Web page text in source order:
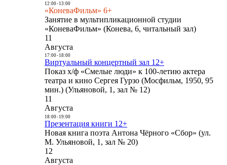
12:00- 13:00
«КоневаФильм» 6+
Занятие в мультипликационной студии
«КоневаФильм» (Конева, 6, читальный зал)
11
Августа
17:00- 18:00
Виртуальный концертный зал 12+
Показ х/ф «Смелые люди» к 100-летию актера
театра и кино Сергея Гурзо (Мосфильм, 1950, 95
мин.) (Ульяновой, 1, зал № 12)
11
Августа
18:00- 19:00
Презентация книги 12+
Новая книга поэта Антона Чёрного «Сбор» (ул.
М. Ульяновой, 1, зал № 20)
12
Августа